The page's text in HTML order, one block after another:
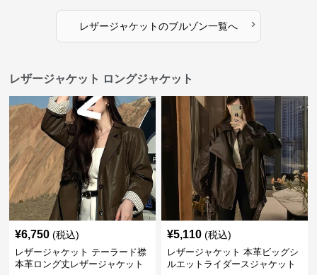
レザージャケットのブルゾン一覧へ ›
レザージャケット ロングジャケット
¥6,750 (税込)
レザージャケット テーラード襟
本革ロング丈レザージャケット
¥5,110 (税込)
レザージャケット 本革ビッグシ
ルエットライダースジャケット